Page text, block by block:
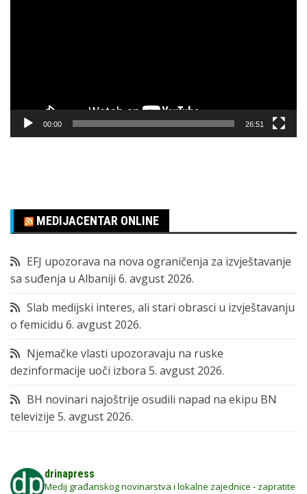
00:00 26:51
MEDIJACENTAR ONLINE
EFJ upozorava na nova ograničenja za izvještavanje
sa suđenja u Albaniji 6. avgust 2026.
Slab medijski interes, ali stari obrasci u izvještavanju
o femicidu 6. avgust 2026.
Njemačke vlasti upozoravaju na ruske
dezinformacije uoči izbora 5. avgust 2026.
BH novinari najoštrije osudili napad na ekipu BN
televizije 5. avgust 2026.
drinapress
Medij građanskog novinarstva i lokalne zajednice - zapratite